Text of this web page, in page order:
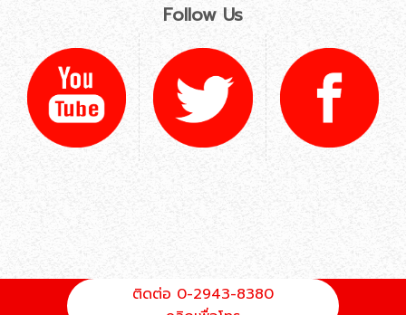
Follow Us
ติดต่อ 0-2943-8380